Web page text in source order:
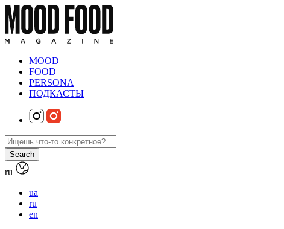
MOOD
FOOD
PERSONA
ПОДКАСТЫ
ru
ua
ru
en